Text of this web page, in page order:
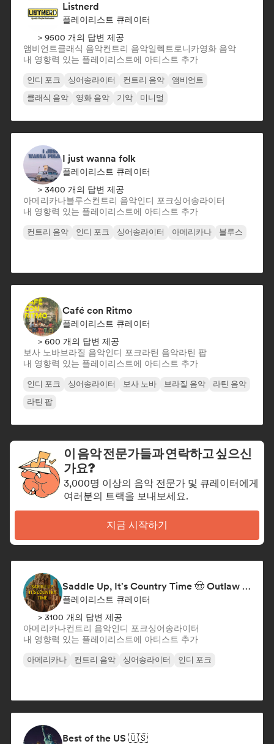
Listnerd
플레이리스트 큐레이터
> 9500 개의 답변 제공
앰비언트클래식 음악컨트리 음악일렉트로니카영화 음악
내 영향력 있는 플레이리스트에 아티스트 추가
인디 포크 싱어송라이터 컨트리 음악
앰비언트
클래식 음악
영화 음악 기악 미니멀
I just wanna folk
플레이리스트 큐레이터
> 3400 개의 답변 제공
아메리카나블루스컨트리 음악인디 포크싱어송라이터
내 영향력 있는 플레이리스트에 아티스트 추가
컨트리 음악 인디 포크 싱어송라이터 아메리카나 블루스
Café con Ritmo
플레이리스트 큐레이터
> 600 개의 답변 제공
보사 노바브라질 음악인디 포크라틴 음악라틴 팝
내 영향력 있는 플레이리스트에 아티스트 추가
인디 포크 싱어송라이터 보사 노바 브라질 음악
라틴 음악
라틴 팝
이 음악 전문가들과 연락하고 싶으신
가요?
3,000명 이상의 음악 전문가 및 큐레이터에게
여러분의 트랙을 보내보세요.
지금 시작하기
Saddle Up, It's Country Time 🤠 Outlaw Country, Americana & Country Rock
플레이리스트 큐레이터
> 3100 개의 답변 제공
아메리카나컨트리 음악인디 포크싱어송라이터
내 영향력 있는 플레이리스트에 아티스트 추가
아메리카나 컨트리 음악 싱어송라이터 인디 포크
Best of the US 🇺🇸